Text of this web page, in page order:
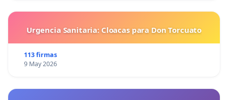
Urgencia Sanitaria: Cloacas para Don Torcuato
113 firmas
9 May 2026